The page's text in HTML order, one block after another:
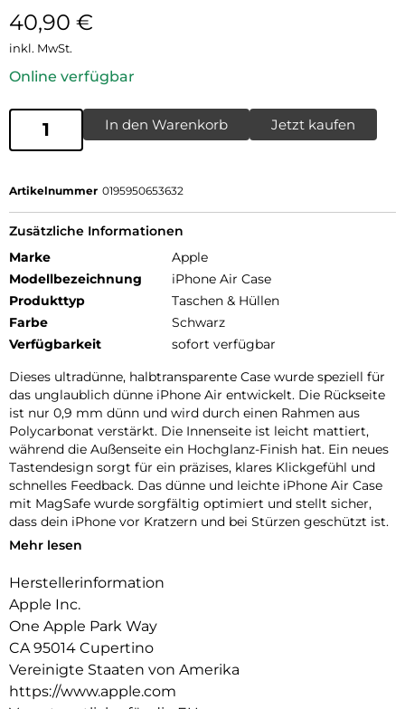
40,90 €
inkl. MwSt.
Online verfügbar
In den Warenkorb Jetzt kaufen
Artikelnummer 0195950653632
Zusätzliche Informationen
Marke
Apple
Modellbezeichnung
iPhone Air Case
Produkttyp
Taschen & Hüllen
Farbe
Schwarz
Verfügbarkeit
sofort verfügbar
Dieses ultradünne, halbtransparente Case wurde speziell für
das unglaublich dünne iPhone Air entwickelt. Die Rückseite
ist nur 0,9 mm dünn und wird durch einen Rahmen aus
Polycarbonat verstärkt. Die Innenseite ist leicht mattiert,
während die Außenseite ein Hochglanz-Finish hat. Ein neues
Tastendesign sorgt für ein präzises, klares Klickgefühl und
schnelles Feedback. Das dünne und leichte iPhone Air Case
mit MagSafe wurde sorgfältig optimiert und stellt sicher,
dass dein iPhone vor Kratzern und bei Stürzen geschützt ist.
Das Case funktioniert nahtlos mit der Kamera­steuerung, um
erkennen.
Mit zwei Verbindungs­punkten lässt sich dieses Case sicher
am Crossbody Band befestigen. So kannst du dein iPhone
einfach freihändig tragen.
Mit integrierten Magneten, die sich perfekt am iPhone Air
ausrichten, hält das Case ganz einfach und sorgt für
Mehr lesen
Herstellerinformation
Apple Inc.
One Apple Park Way
CA 95014 Cupertino
Vereinigte Staaten von Amerika
https://www.apple.com